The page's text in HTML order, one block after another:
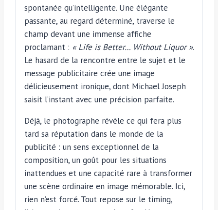
spontanée qu’intelligente. Une élégante
passante, au regard déterminé, traverse le
champ devant une immense affiche
proclamant : « Life is Better… Without Liquor ».
Le hasard de la rencontre entre le sujet et le
message publicitaire crée une image
délicieusement ironique, dont Michael Joseph
saisit l’instant avec une précision parfaite.
Déjà, le photographe révèle ce qui fera plus
tard sa réputation dans le monde de la
publicité : un sens exceptionnel de la
composition, un goût pour les situations
inattendues et une capacité rare à transformer
une scène ordinaire en image mémorable. Ici,
rien n’est forcé. Tout repose sur le timing,